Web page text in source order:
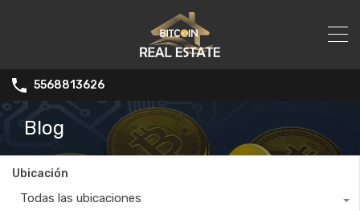
5568813626
Blog
Ubicación
Todas las ubicaciones